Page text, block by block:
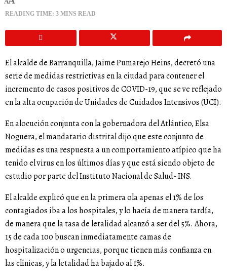
READING TIME: 3 MINS READ
El alcalde de Barranquilla, Jaime Pumarejo Heins, decretó una
serie de medidas restrictivas en la ciudad para contener el
incremento de casos positivos de COVID-19, que se ve reflejado
en la alta ocupación de Unidades de Cuidados Intensivos (UCI).
En alocución conjunta con la gobernadora del Atlántico, Elsa
Noguera, el mandatario distrital dijo que este conjunto de
medidas es una respuesta a un comportamiento atípico que ha
tenido el virus en los últimos días y que está siendo objeto de
estudio por parte del Instituto Nacional de Salud- INS.
El alcalde explicó que en la primera ola apenas el 1% de los
contagiados iba a los hospitales, y lo hacía de manera tardía,
de manera que la tasa de letalidad alcanzó a ser del 5%. Ahora,
15 de cada 100 buscan inmediatamente camas de
hospitalización o urgencias, porque tienen más confianza en
las clínicas, y la letalidad ha bajado al 1%.